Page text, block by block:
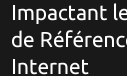
Impactant
de
Internet